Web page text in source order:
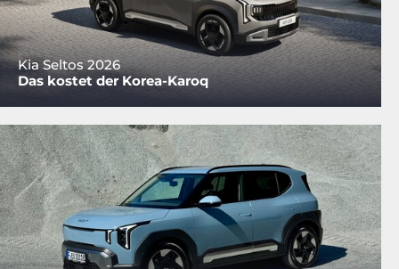
Kia Seltos 2026
Das kostet der Korea-Karoq